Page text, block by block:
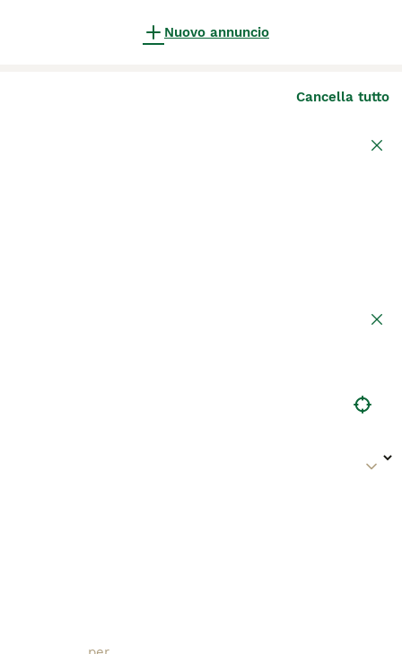
Nuovo annuncio
Cancella tutto